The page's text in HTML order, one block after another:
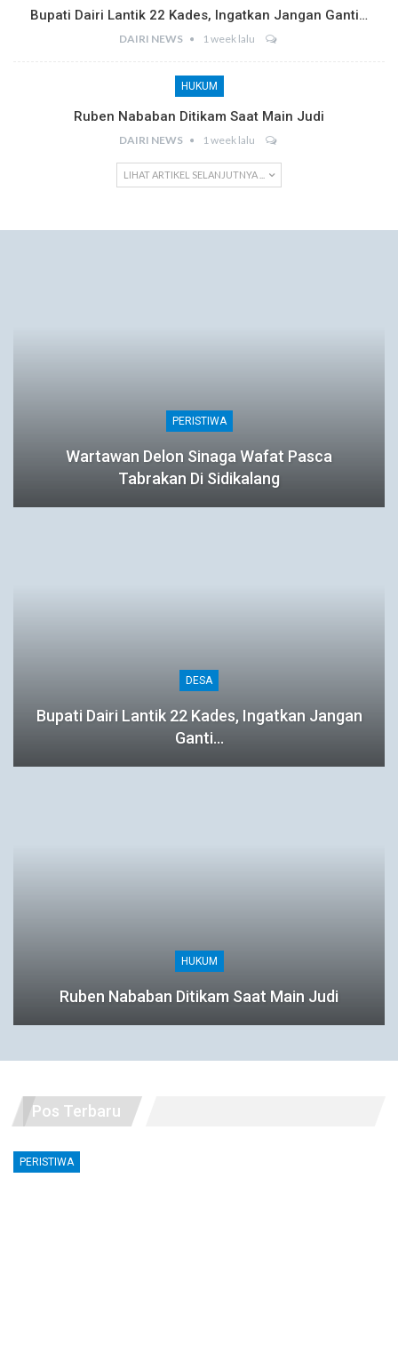
Bupati Dairi Lantik 22 Kades, Ingatkan Jangan Ganti…
DAIRI NEWS 1 week lalu
HUKUM
Ruben Nababan Ditikam Saat Main Judi
DAIRI NEWS 1 week lalu
LIHAT ARTIKEL SELANJUTNYA ...
PERISTIWA
Wartawan Delon Sinaga Wafat Pasca
Tabrakan Di Sidikalang
DESA
Bupati Dairi Lantik 22 Kades, Ingatkan Jangan
Ganti…
HUKUM
Ruben Nababan Ditikam Saat Main Judi
Pos Terbaru
PERISTIWA